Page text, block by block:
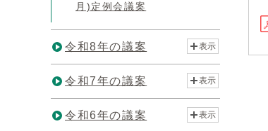
月)定例会議案
令和8年の議案 表示
令和7年の議案 表示
令和6年の議案 表示